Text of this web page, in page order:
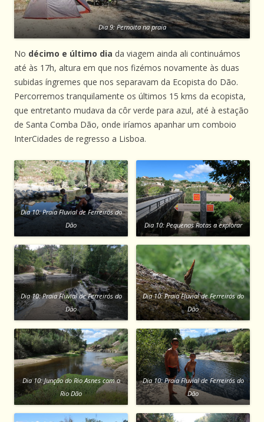
Dia 9: Pernoita na praia
No décimo e último dia da viagem ainda ali continuámos
até às 17h, altura em que nos fizémos novamente às duas
subidas íngremes que nos separavam da Ecopista do Dão.
Percorremos tranquilamente os últimos 15 kms da ecopista,
que entretanto mudava da côr verde para azul, até à estação
de Santa Comba Dão, onde iríamos apanhar um comboio
InterCidades de regresso a Lisboa.
Dia 10: Praia Fluvial de Ferreirós do
Dão
Dia 10: Pequenas Rotas a explorar
Dia 10: Praia Fluvial de Ferreirós do
Dão
Dia 10: Praia Fluvial de Ferreirós do
Dão
Dia 10: Junção do Rio Asnes com o
Rio Dão
Dia 10: Praia Fluvial de Ferreirós do
Dão